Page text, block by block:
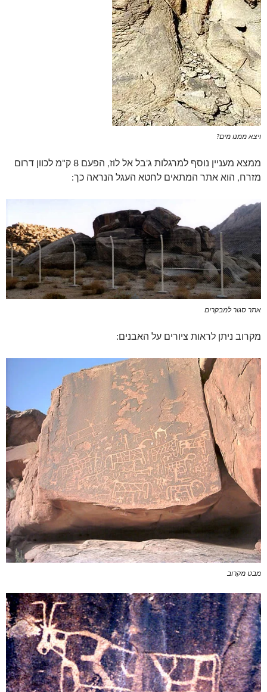
ויצא ממנו מים?
ממצא מעניין נוסף למרגלות ג'בל אל לוז, הפעם 8 ק"מ לכוון דרום
מזרח, הוא אתר המתאים לחטא העגל הנראה כך:
אתר סגור למבקרים
מקרוב ניתן לראות ציורים על האבנים:
מבט מקרוב